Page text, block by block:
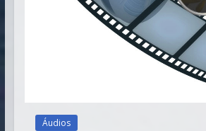
Áudios